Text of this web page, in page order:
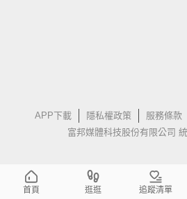
APP下載 隱私權政策 服務條款
富邦媒體科技股份有限公司
首頁 逛逛 追蹤清單